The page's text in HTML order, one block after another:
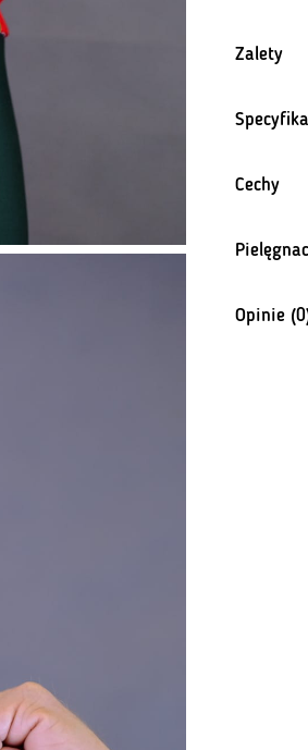
Zalety
Cechy
Opinie